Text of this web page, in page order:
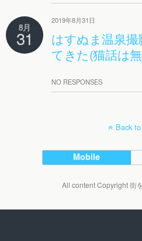
8月
31
2019年8月31日
はすぬま温泉撮
てきた(猫話は
NO RESPONSES
Back
Mobile
All content Copyright 街